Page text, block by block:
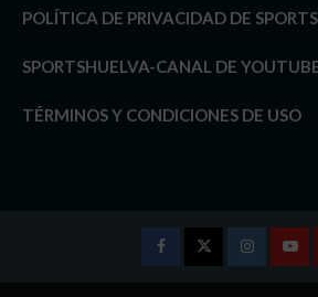
POLÍTICA DE PRIVACIDAD DE
SPORTSHUELVA-CANAL DE
TÉRMINOS Y CONDICIONES DE USO
Instagram